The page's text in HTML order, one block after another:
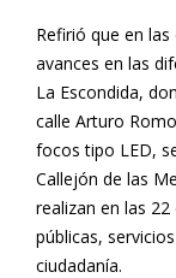
Refirió que en
avances en las
La Escondida,
calle Arturo
focos tipo LED,
Callejón de las
realizan en las
públicas,
ciudadanía.